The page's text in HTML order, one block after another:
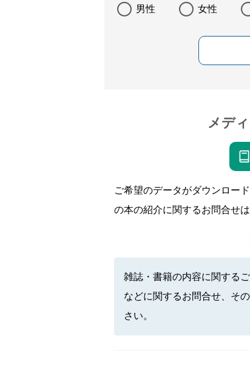
男性 女性
メデ
ご希望のデータがダウンロー
の本の紹介に関するお問合せ
雑誌・書籍の内容に関する
などに関するお問合せ、そ
さい。